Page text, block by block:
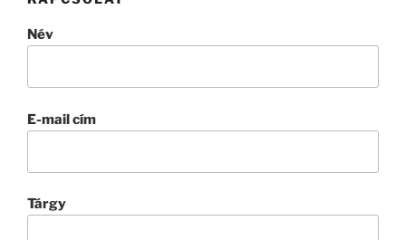
Név
E-mail cím
Tárgy